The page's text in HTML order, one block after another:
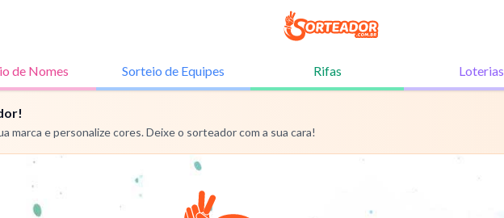
deNomes Sorteio deEquipes Rifas Loterias
marca e personalize cores. Deixe o sorteador com a sua cara!